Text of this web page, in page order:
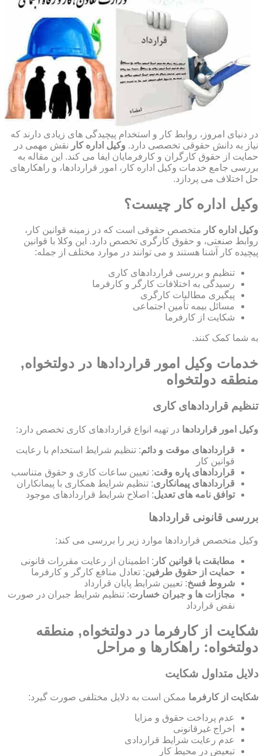
در دنیای امروز، روابط کار و استخدام پیچیدگی های زیادی دارند که
نیاز به دانش حقوقی تخصصی دارد. وکیل اداره کار نقش مهمی در
حمایت از حقوق کارگران و کارفرمایان ایفا می کند. این مقاله به
بررسی جامع خدمات وکیل اداره کار، امور قراردادها، و راهکارهای
حل اختلاف می پردازد.
وکیل اداره کار چیست؟
وکیل اداره کار متخصص حقوقی است که در زمینه قوانین کار،
روابط صنعتی، و حقوق کارگری تخصص دارد. این وکلا با قوانین
پیچیده کار آشنا هستند و می توانند در موارد مختلف از جمله:
تنظیم و بررسی قراردادهای کاری
رسیدگی به اختلافات کارگر و کارفرما
پیگیری مطالبات کارگری
مسائل بیمه تأمین اجتماعی
شکایت از کارفرما
به شما کمک کنند.
خدمات وکیل امور قراردادها در دولتخواه,
منطقه دولتخواه
تنظیم قراردادهای کاری
وکیل امور قراردادها در تهیه انواع قراردادهای کاری تخصص دارد:
قراردادهای موقت و دائم: تنظیم شرایط استخدام با رعایت
قوانین کار
قراردادهای پاره وقت: تعیین ساعات کاری و حقوق متناسب
قراردادهای پیمانکاری: تنظیم شرایط همکاری با پیمانکاران
توافق نامه های تعدیل: اصلاح شرایط قراردادهای موجود
بررسی قانونی قراردادها
وکیل متخصص قراردادها موارد زیر را بررسی می کند:
مطابقت با قوانین کار : اطمینان از رعایت مقررات قانونی
حمایت از حقوق طرفین: تعادل منافع کارگر و کارفرما
شروط فسخ: تعیین شرایط پایان قرارداد
مجازات ها و جبران خسارت: تنظیم شرایط جبران در صورت
نقض قرارداد
شکایت از کارفرما در دولتخواه, منطقه
دولتخواه: راهکارها و مراحل
دلایل متداول شکایت
شکایت از کارفرما ممکن است به دلایل مختلفی صورت گیرد:
عدم پرداخت حقوق و مزایا
اخراج غیرقانونی
عدم رعایت شرایط قراردادی
تبعیض در محیط کار